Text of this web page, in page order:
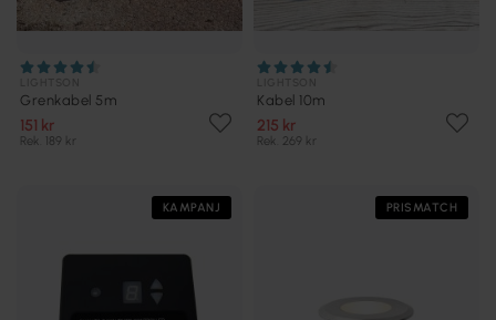
Grenkabel 5m
151 kr
Rek. 189 kr
Kabel 10m
215 kr
Rek. 269 kr
KAMPANJ PRISMATCH